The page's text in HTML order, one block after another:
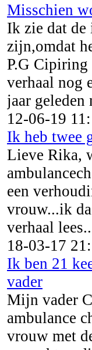
Misschien
Ik zie dat de
zijn,omdat
P.G
verhaal nog
jaar geleden
12-06-19
Ik heb twee
Lieve Rika,
een
vrouw...ik
verhaal
18-03-17
Ik ben 21
vader
Mijn vader
ambulance
vrouw met